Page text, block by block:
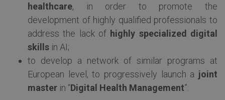
healthcare, in order to promote the
development of highly qualified professionals to
address the lack of highly specialized digital
skills in AI;
to develop a network of similar programs at
European level, to progressively launch a joint
master in “Digital Health Management”.